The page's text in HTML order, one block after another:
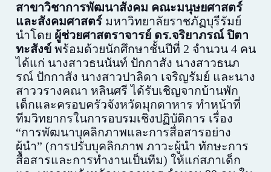
สาขาวิชาการพัฒนาสังคม คณะมนุษยศาสตร์
และสังคมศาสตร์มหาวิทยาลัยราชภัฏบุรีรัมย์
นำโดย ผู้ช่วยศาสตราจารย์ ดร.จริยาภรณ์ ปิตา
ทะสังข์พร้อมด้วยนักศึกษาชั้นปีที่ 2 จำนวน 4 คน
ได้แก่ นางสาวธนนันท์ ปักกาสัง นางสาวธนภ
รณ์ ปักกาสัง นางสาวปาลิดา เจริญรัมย์ และนาง
สาววรางคณา หลินศรี ได้รับเชิญจากบ้านพัก
เด็กและครอบครัวจังหวัดมุกดาหาร ทำหน้าที่
ทีมวิทยากรในการอบรมเชิงปฏิบัติการ เรื่อง
“การพัฒนาบุคลิกภาพและการสื่อสารอย่าง
ผู้นำ” (การปรับบุคลิกภาพ ภาวะผู้นำ ทักษะการ
สื่อสารและการทำงานเป็นทีม) ให้แก่สภาเด็ก